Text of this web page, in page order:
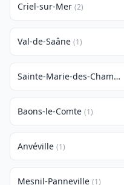
Criel-sur-Mer (2)
Val-de-Saâne (1)
Sainte-Marie-des-Champs
Baons-le-Comte (1)
Anvéville (1)
Mesnil-Panneville (1)